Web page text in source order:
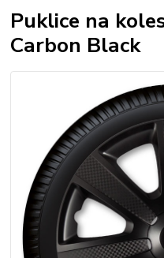
Puklice na
Carbon Black